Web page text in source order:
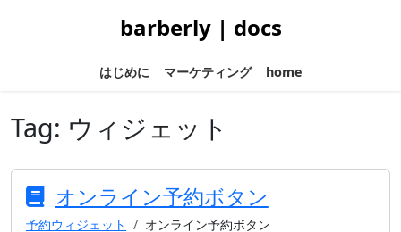
barberly | docs
はじめに マーケティング home
Tag: ウィジェット
オンライン予約ボタン
予約ウィジェット オンライン予約ボタン